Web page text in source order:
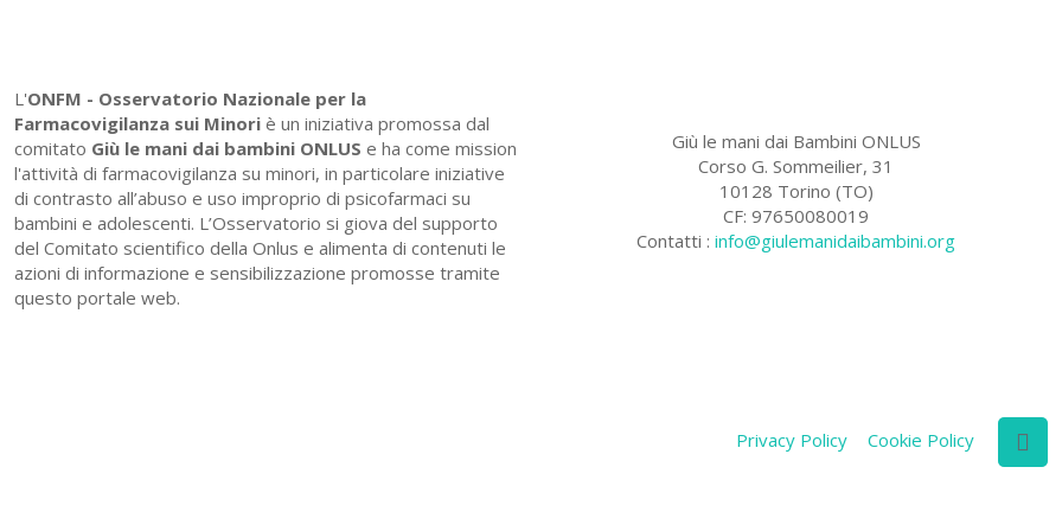
L'ONFM - Osservatorio Nazionale per la
Farmacovigilanza sui Minori è un iniziativa promossa dal
comitato Giù le mani dai bambini ONLUS e ha come mission
l'attività di farmacovigilanza su minori, in particolare iniziative
di contrasto all’abuso e uso improprio di psicofarmaci su
bambini e adolescenti. L’Osservatorio si giova del supporto
del Comitato scientifico della Onlus e alimenta di contenuti le
azioni di informazione e sensibilizzazione promosse tramite
questo portale web.
Giù le mani dai Bambini ONLUS
Corso G. Sommeilier, 31
10128 Torino (TO)
CF: 97650080019
Contatti :info@giulemanidaibambini.org
Privacy Policy Cookie Policy